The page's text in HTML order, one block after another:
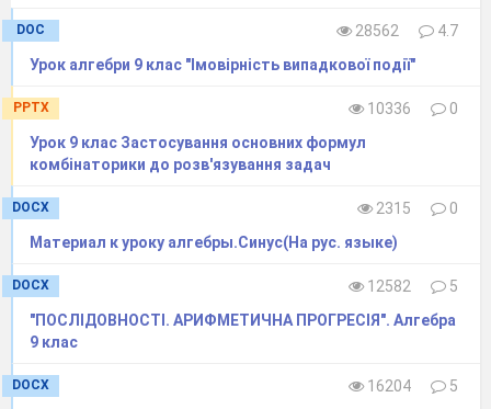
DOC 28562
4.7
Урок алгебри 9 клас "Імовірність випадкової події"
PPTX 10336
0
Урок 9 клас Застосування основних формул
комбінаторики до розв'язування задач
DOCX 2315
0
Материал к уроку алгебры.Синус(На рус. языке)
DOCX 12582
5
"ПОСЛІДОВНОСТІ. АРИФМЕТИЧНА ПРОГРЕСІЯ". Алгебра
9 клас
DOCX 16204
5